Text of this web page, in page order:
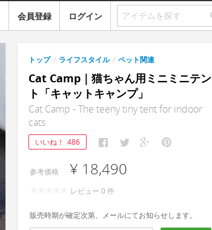
会員登録 ログイン
トップ / ライフスタイル / ペット関連
Cat Camp｜猫ちゃん用ミニミニテン
ト「キャットキャンプ」
Cat Camp - The teeny tiny tent for indoor
cats
いいね！ 486
参考価格 ¥ 18,490
レビュー 0 件
販売時期が確定次第、メールにてお知らせします。